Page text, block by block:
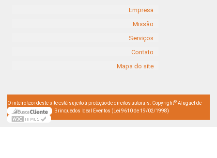
Empresa
Missão
Serviços
Contato
Mapa do site
O inteiro teor deste site está sujeito à proteção de direitos autorais. Copyright© Aluguel de
Brinquedos Ideal Eventos (Lei 9610 de 19/02/1998)